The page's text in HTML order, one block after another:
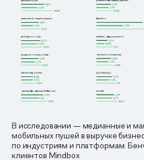
В исследовании — медианные и
мобильных пушей в выручке
по индустриям и платформам.
клиентов Mindbox